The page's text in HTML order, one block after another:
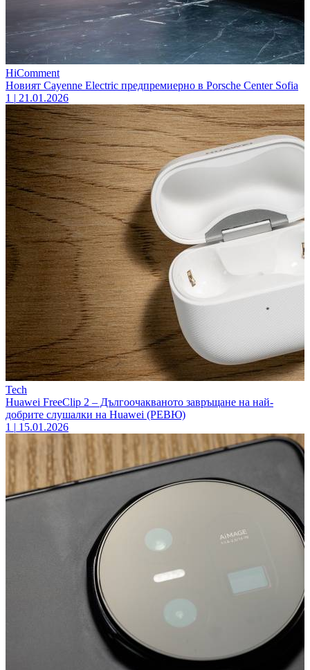
HiComment
Новият Cayenne Electric предпремиерно в Porsche Center Sofia
1 | 21.01.2026
Tech
Huawei FreeClip 2 – Дългоочакваното завръщане на най-
добрите слушалки на Huawei (РЕВЮ)
1 | 15.01.2026